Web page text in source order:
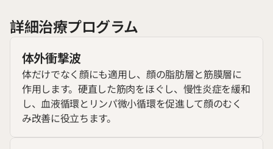
詳細治療プログラム
体外衝撃波
体だけでなく顔にも適用し、顔の脂肪層と筋膜層に
作用します。硬直した筋肉をほぐし、慢性炎症を緩和
し、血液循環とリンパ微小循環を促進して顔のむく
み改善に役立ちます。